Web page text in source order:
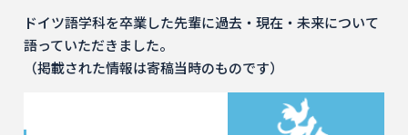
ドイツ語学科を卒業した先輩に過去・現在・未来について
語っていただきました。
（掲載された情報は寄稿当時のものです）